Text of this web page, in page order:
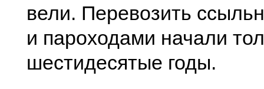
вели. Перевозить
и пароходами начали
шестидесятые годы.